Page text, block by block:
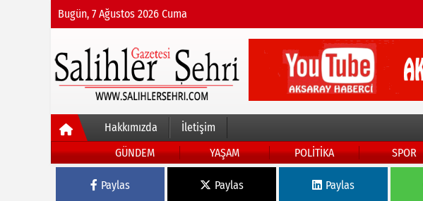
Bugün, 7 Ağustos 2026 Cuma
Hakkımızda
İletişim
GÜNDEM
YAŞAM POLİTİKA SPOR
Paylas Paylas Paylas